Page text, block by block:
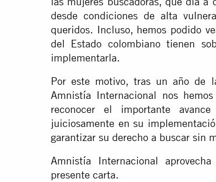
desde condiciones de alta
queridos. Incluso, hemos podido
del Estado colombiano tienen
implementarla.
Por este motivo, tras un año de
Amnistía Internacional nos
reconocer el importante
juiciosamente en su
garantizar su derecho a buscar sin
Amnistía Internacional
presente carta.